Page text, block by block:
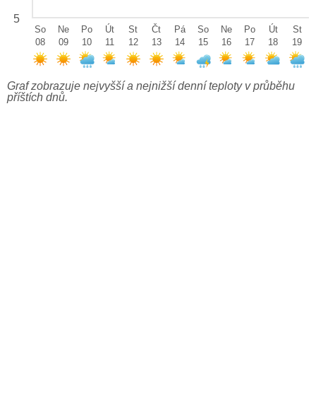
5
So
08
Ne
09
Po
10
Út
11
St
12
Čt
13
Pá
14
So
15
Ne
16
Po
17
Út
18
St
19
Graf zobrazuje nejvyšší a nejnižší denní teploty v průběhu
příštích dnů.